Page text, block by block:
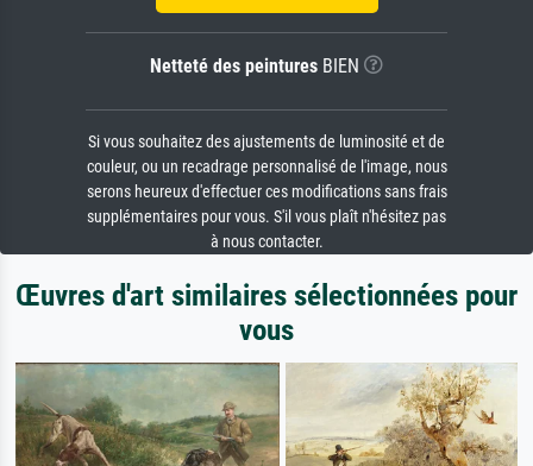
Netteté des peintures BIEN
Si vous souhaitez des ajustements de luminosité et de
couleur, ou un recadrage personnalisé de l'image, nous
serons heureux d'effectuer ces modifications sans frais
supplémentaires pour vous. S'il vous plaît n'hésitez pas
à nous contacter.
Œuvres d'art similaires sélectionnées pour
vous